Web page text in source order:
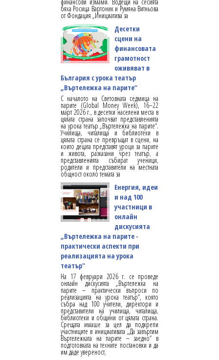
финансови измами. Водещи на сесията
бяха Росица Вартоник и Румяна Витньова
от Фондация „Инициатива за
Десетки
сцени на
финансовата
грамотност
оживяват в
България с урока театър
„Въртележка на парите“
С началото на Световната седмица на
парите (Global Money Week), 16–22
март 2026 г., в десетки населени места в
цялата страна започват представленията
на урока театър „Въртележка на парите“.
Училища, читалища и библиотеки в
цялата страна се превръщат в сцени, на
които децата представят уроци за парите
и живота, разказани чрез театър, а
представленията събират ученици,
родители и представители на местната
общност около темата за
Енергия, идеи
и над 100
участници в
онлайн
дискусията
„Въртележка на парите -
практически аспекти при
реализацията на урока
театър"
На 17 февруари 2026 г. се проведе
онлайн дискусията „Въртележка на
парите – практически въпроси по
реализацията на урока театър“, която
събра над 100 учители, директори и
представители на училища, читалища,
библиотеки и общини от цялата страна.
Срещата имаше за цел да подкрепи
участниците в инициативата „Да завъртим
Въртележката на парите – заедно“ в
подготовката на техните постановки и да
им даде увереност,